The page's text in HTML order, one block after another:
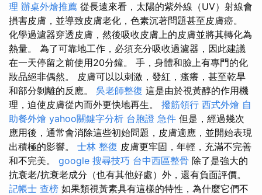
理 辦桌外燴推薦 從長遠來看，太陽的紫外線（UV）射線會
損害皮膚，並導致皮膚老化，色素沉著問題甚至皮膚癌。
化學過濾器穿透皮膚，然後吸收皮膚上的皮膚並將其轉化為
熱量。 為了可靠地工作，必須充分吸收過濾器，因此建議
在一天停留之前使用20分鐘。 手，身體和臉上有專門的化
妝品絕非偶然。 皮膚可以以刺激，發紅，瘙癢，甚至乾旱
和部分剝離的反應。 吳老師整復 這是由於視黃醇的作用機
理，迫使皮膚從內而外更快地再生。 撥筋領行 西式外燴 自
助餐外燴 yahoo關鍵字分析 台胞證 急件 但是，經過幾次
應用後，通常會消除這些初始問題，皮膚適應，並開始表現
出積極的影響。 士林 整復 皮膚更牢固，年輕，充滿不完善
和不完美。 google 搜尋技巧 台中西區整骨 除了是強大的
抗衰老/抗衰老成分（也有其他好處）外，還有負面評價。
記帳士 查榜 如果類視黃素具有這樣的特性，為什麼它們不